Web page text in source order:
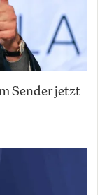
Sender jetzt